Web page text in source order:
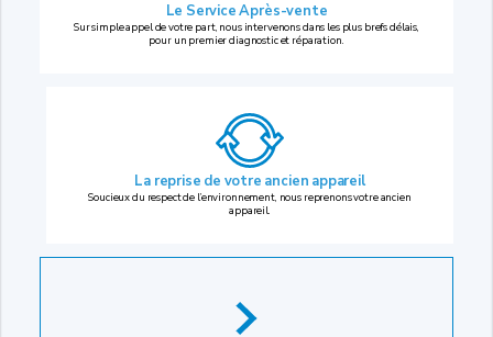
Le Service Après-vente
Sur simple appel de votre part, nous intervenons dans les plus brefs délais,
pour un premier diagnostic et réparation.
La reprise de votre ancien appareil
Soucieux du respect de l’environnement, nous reprenons votre ancien
appareil.